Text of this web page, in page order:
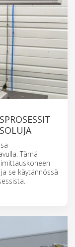
Tämä
se käytännössä